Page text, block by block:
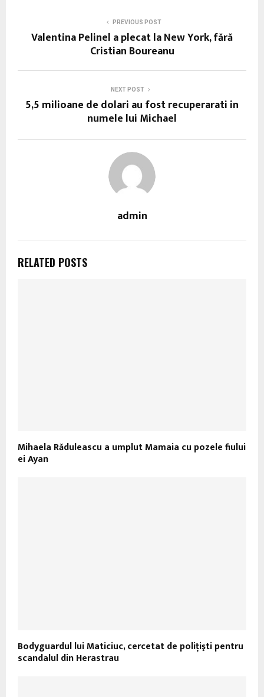
PREVIOUS POST
Valentina Pelinel a plecat la New York, fără
Cristian Boureanu
NEXT POST
5,5 milioane de dolari au fost recuperarati in
numele lui Michael
admin
RELATED POSTS
Mihaela Răduleascu a umplut Mamaia cu pozele fiului
ei Ayan
Bodyguardul lui Maticiuc, cercetat de poliţişti pentru
scandalul din Herastrau